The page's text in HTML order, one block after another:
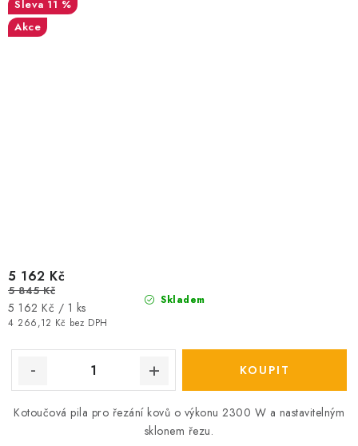
11 %
Akce
Skladem
4 266,12 Kč bez DPH
5 162 Kč
5 845 Kč
Měrná
cena:
5 162 Kč / 1 ks
Kotoučová pila pro řezání kovů o výkonu 2300 W a nastavitelným
sklonem řezu.